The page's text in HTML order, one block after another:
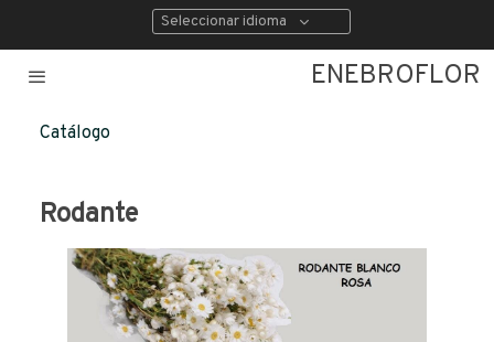
Seleccionar idioma
ENEBROFLOR
Catálogo
Rodante